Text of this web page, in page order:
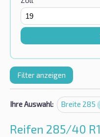
Filter anzeigen
Ihre Auswahl: Breite 285
Reifen 285/40